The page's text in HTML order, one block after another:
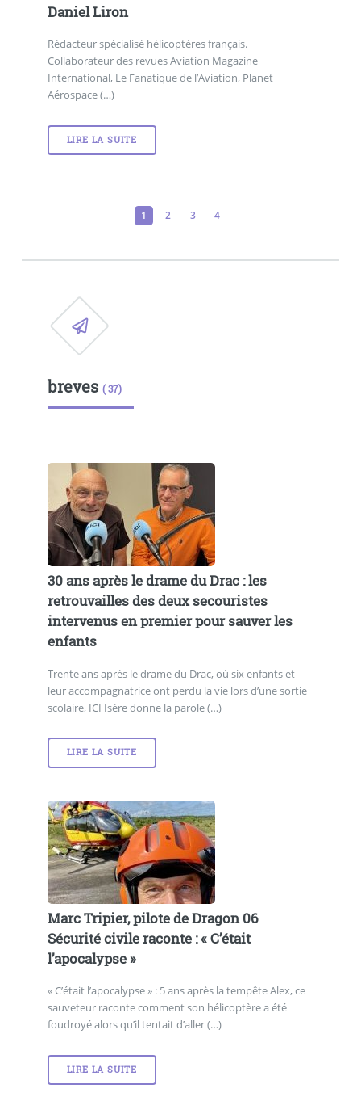
Daniel Liron
Rédacteur spécialisé hélicoptères français.
Collaborateur des revues Aviation Magazine
International, Le Fanatique de l’Aviation, Planet
Aérospace (…)
LIRE LA SUITE
1 2 3 4
breves ( 37)
30 ans après le drame du Drac : les
retrouvailles des deux secouristes
intervenus en premier pour sauver les
enfants
Trente ans après le drame du Drac, où six enfants et
leur accompagnatrice ont perdu la vie lors d’une sortie
scolaire, ICI Isère donne la parole (…)
LIRE LA SUITE
Marc Tripier, pilote de Dragon 06
Sécurité civile raconte : « C’était
l’apocalypse »
« C’était l’apocalypse » : 5 ans après la tempête Alex, ce
sauveteur raconte comment son hélicoptère a été
foudroyé alors qu’il tentait d’aller (…)
LIRE LA SUITE